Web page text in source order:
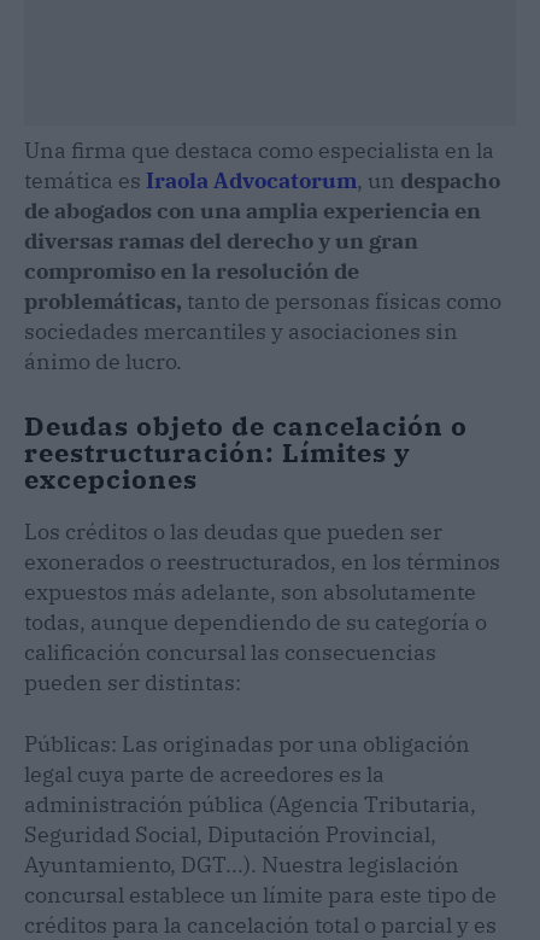
Una firma que destaca como especialista en la
temática es Iraola Advocatorum, un despacho
de abogados con una amplia experiencia en
diversas ramas del derecho y un gran
compromiso en la resolución de
problemáticas, tanto de personas físicas como
sociedades mercantiles y asociaciones sin
ánimo de lucro.
Deudas objeto de cancelación o
reestructuración: Límites y
excepciones
Los créditos o las deudas que pueden ser
exonerados o reestructurados, en los términos
expuestos más adelante, son absolutamente
todas, aunque dependiendo de su categoría o
calificación concursal las consecuencias
pueden ser distintas:
Públicas: Las originadas por una obligación
legal cuya parte de acreedores es la
administración pública (Agencia Tributaria,
Seguridad Social, Diputación Provincial,
Ayuntamiento, DGT...). Nuestra legislación
concursal establece un límite para este tipo de
créditos para la cancelación total o parcial y es